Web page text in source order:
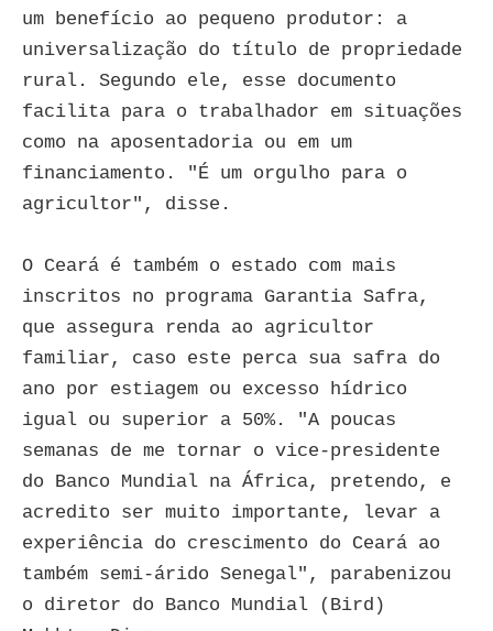
um benefício ao pequeno produtor: a
universalização do título de propriedade
rural. Segundo ele, esse documento
facilita para o trabalhador em situações
como na aposentadoria ou em um
financiamento. "É um orgulho para o
agricultor", disse.
O Ceará é também o estado com mais
inscritos no programa Garantia Safra,
que assegura renda ao agricultor
familiar, caso este perca sua safra do
ano por estiagem ou excesso hídrico
igual ou superior a 50%. "A poucas
semanas de me tornar o vice-presidente
do Banco Mundial na África, pretendo, e
acredito ser muito importante, levar a
experiência do crescimento do Ceará ao
também semi-árido Senegal", parabenizou
o diretor do Banco Mundial (Bird)